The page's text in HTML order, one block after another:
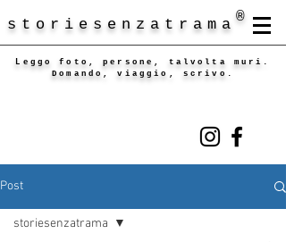
storiesenzatrama ®
Leggo foto, persone, talvolta muri.
Domando, viaggio, scrivo.
Post
storiesenzatrama